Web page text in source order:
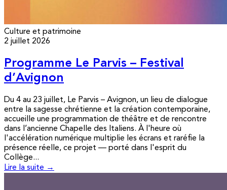
Culture et patrimoine
2 juillet 2026
Programme Le Parvis – Festival
d’Avignon
Du 4 au 23 juillet, Le Parvis – Avignon, un lieu de dialogue
entre la sagesse chrétienne et la création contemporaine,
accueille une programmation de théâtre et de rencontre
dans l’ancienne Chapelle des Italiens. À l'heure où
l'accélération numérique multiplie les écrans et raréfie la
présence réelle, ce projet — porté dans l'esprit du
Collège...
Lire la suite →